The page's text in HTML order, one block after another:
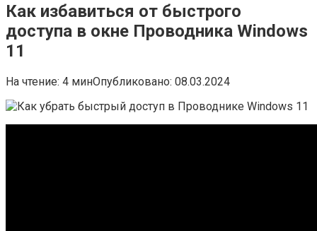
Как избавиться от быстрого
доступа в окне Проводника Windows
11
На чтение: 4 минОпубликовано: 08.03.2024